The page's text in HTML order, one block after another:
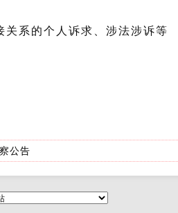
系的个人诉求、涉法涉诉等
公告